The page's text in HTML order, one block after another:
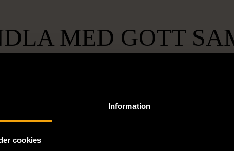
Information
cookies
MED GOTT
Hållbart och